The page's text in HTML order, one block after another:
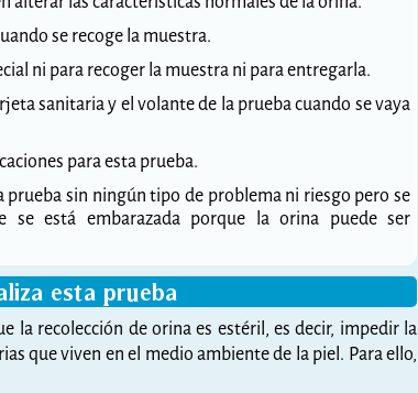
se recoge la muestra.
ni para recoger la muestra ni para entregarla.
sanitaria y el volante de la prueba cuando se vaya
para esta prueba.
prueba sin ningún tipo de problema ni riesgo pero se
se está embarazada porque la orina puede ser
esta prueba
la recolección de orina es estéril, es decir, impedir la
que viven en el medio ambiente de la piel. Para ello,